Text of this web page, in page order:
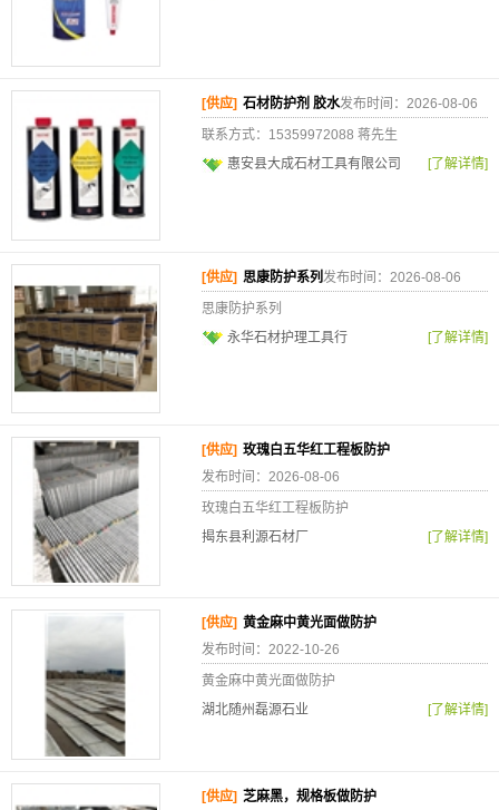
[供应] 石材防护剂 胶水发布时间：2026-08-06
联系方式：15359972088 蒋先生
惠安县大成石材工具有限公司
[了解详情]
[供应] 思康防护系列 发布时间：2026-08-06
思康防护系列
永华石材护理工具行
[了解详情]
[供应] 玫瑰白五华红工程板防护
发布时间：2026-08-06
玫瑰白五华红工程板防护
揭东县利源石材厂
[了解详情]
[供应] 黄金麻中黄光面做防护
发布时间：2022-10-26
黄金麻中黄光面做防护
湖北随州磊源石业
[了解详情]
[供应] 芝麻黑，规格板做防护